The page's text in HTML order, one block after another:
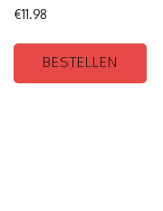
€11.98
BESTELLEN